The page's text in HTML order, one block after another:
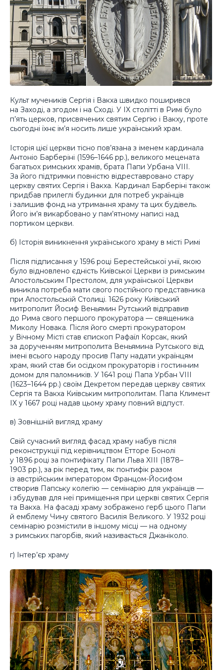
Культ мучеників Сергія і Вакха швидко поширився
на Заході, а згодом і на Сході. У IX столітті в Римі було
п’ять церков, присвячених святим Сергію і Вакху, проте
сьогодні їхнє ім’я носить лише український храм.
Історія цієї церкви тісно пов’язана з іменем кардинала
Антоніо Барберіні (1596–1646 pp.), великого мецената
багатьох римських храмів, брата Папи Урбана VIII.
За його підтримки повністю відреставровано стару
церкву святих Сергія і Вакха. Кардинал Барберіні також
придбав прилеглі будинки для потреб українців
і залишив фонд на утримання храму та цих будівель.
Його ім’я викарбовано у пам’ятному написі над
портиком церкви.
б) Історія виникнення українського храму в місті Римі
Після підписання у 1596 році Берестейської унії, якою
було відновлено єдність Київської Церкви із римським
Апостольським Престолом, для української Церкви
виникла потреба мати свого постійного представника
при Апостольській Столиці. 1626 року Київський
митрополит Йосиф Веньямин Рутський відправив
до Рима свого першого прокуратора — священика
Миколу Новака. Після його смерті прокуратором
у Вічному Місті став єпископ Рафаїл Корсак, який
за дорученням митрополита Веньямина Рутського від
імені всього народу просив Папу надати українцям
храм, який став би осідком прокураторів і гостинним
домом для паломників. У 1641 році Папа Урбан VIII
(1623–1644 рр.) своїм Декретом передав церкву святих
Сергія та Вакха Київським митрополитам. Папа Климент
IX у 1667 році надав цьому храму повний відпуст.
в) Зовнішній вигляд храму
Свій сучасний вигляд фасад храму набув після
реконструкції під керівництвом Етторе Бонолі
у 1896 році за понтифікату Папи Льва XIII (1878–
1903 рр.), за рік перед тим, як понтифік разом
із австрійським імператором Францом-Йосифом
створив Папську колегію — семінарію для українців —
і збудував для неї приміщення при церкві святих Сергія
та Вакха. На фасаді храму зображено герб цього Папи
й емблему Чину святого Василія Великого. У 1932 році
семінарію розмістили в іншому місці — на одному
з римських пагорбів, який називається Джаніколо.
г) Інтер’єр храму